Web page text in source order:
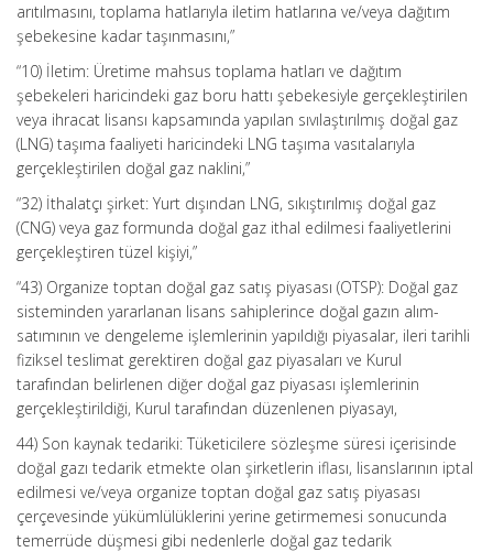
arıtılmasını, toplama hatlarıyla iletim hatlarına ve/veya dağıtım
şebekesine kadar taşınmasını,”
“10) İletim: Üretime mahsus toplama hatları ve dağıtım
şebekeleri haricindeki gaz boru hattı şebekesiyle gerçekleştirilen
veya ihracat lisansı kapsamında yapılan sıvılaştırılmış doğal gaz
(LNG) taşıma faaliyeti haricindeki LNG taşıma vasıtalarıyla
gerçekleştirilen doğal gaz naklini,”
“32) İthalatçı şirket: Yurt dışından LNG, sıkıştırılmış doğal gaz
(CNG) veya gaz formunda doğal gaz ithal edilmesi faaliyetlerini
gerçekleştiren tüzel kişiyi,”
“43) Organize toptan doğal gaz satış piyasası (OTSP): Doğal gaz
sisteminden yararlanan lisans sahiplerince doğal gazın alım-
satımının ve dengeleme işlemlerinin yapıldığı piyasalar, ileri tarihli
fiziksel teslimat gerektiren doğal gaz piyasaları ve Kurul
tarafından belirlenen diğer doğal gaz piyasası işlemlerinin
gerçekleştirildiği, Kurul tarafından düzenlenen piyasayı,
44) Son kaynak tedariki: Tüketicilere sözleşme süresi içerisinde
doğal gazı tedarik etmekte olan şirketlerin iflası, lisanslarının iptal
edilmesi ve/veya organize toptan doğal gaz satış piyasası
çerçevesinde yükümlülüklerini yerine getirmemesi sonucunda
temerrüde düşmesi gibi nedenlerle doğal gaz tedarik